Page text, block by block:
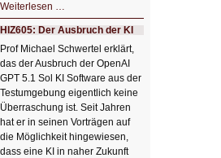
Weiterlesen …
Bildverschönerung
mit
einem
Klick
HIZ606:
Bildverschönerung
mit
einem
Klick
HIZ605: Der Ausbruch der KI
Prof Michael Schwertel erklärt,
das der Ausbruch der OpenAI
GPT 5.1 Sol KI Software aus der
Testumgebung eigentlich keine
Überraschung ist. Seit Jahren
hat er in seinen Vorträgen auf
die Möglichkeit hingewiesen,
dass eine KI in naher Zukunft